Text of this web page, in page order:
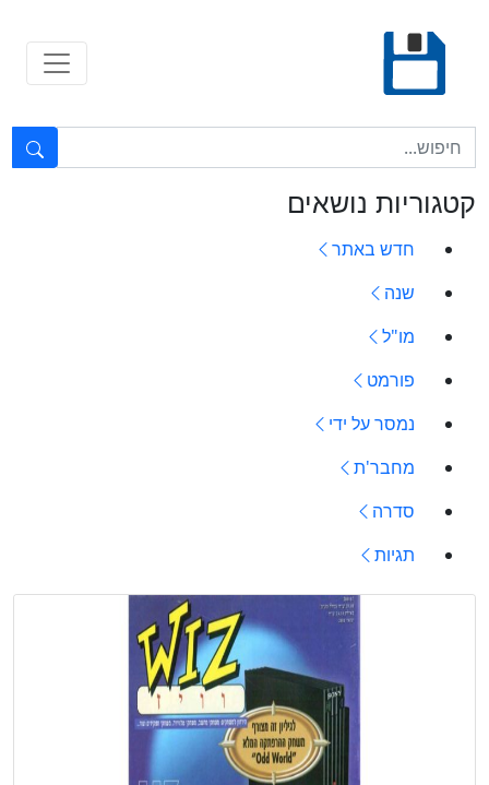
content
טקסט חופשי...
קטגוריות נושאים
חדש באתר
שנה
מו"ל
פורמט
נמסר על ידי
מחבר'ת
סדרה
תגיות